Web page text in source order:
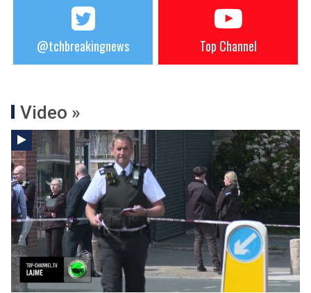
@tchbreakingnews Top Channel
Video »